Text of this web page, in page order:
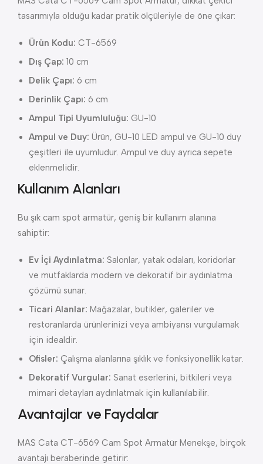
tasarımıyla olduğu kadar pratik ölçüleriyle de öne çıkar:
Ürün Kodu: CT-6569
Dış Çap: 10 cm
Delik Çapı: 6 cm
Derinlik Çapı: 6 cm
Ampul Tipi Uyumluluğu: GU-10
Ampul ve Duy: Ürün, GU-10 LED ampul ve GU-10 duy
çeşitleri ile uyumludur. Ampul ve duy ayrıca sepete
eklenmelidir.
Kullanım Alanları
Bu şık cam spot armatür, geniş bir kullanım alanına
sahiptir:
Ev İçi Aydınlatma: Salonlar, yatak odaları, koridorlar
ve mutfaklarda modern ve dekoratif bir aydınlatma
çözümü sunar.
Ticari Alanlar: Mağazalar, butikler, galeriler ve
restoranlarda ürünlerinizi veya ambiyansı vurgulamak
için idealdir.
Ofisler: Çalışma alanlarına şıklık ve fonksiyonellik katar.
Dekoratif Vurgular: Sanat eserlerini, bitkileri veya
mimari detayları aydınlatmak için kullanılabilir.
Avantajlar ve Faydalar
MAS Cata CT-6569 Cam Spot Armatür Menekşe, birçok
avantajı beraberinde getirir: